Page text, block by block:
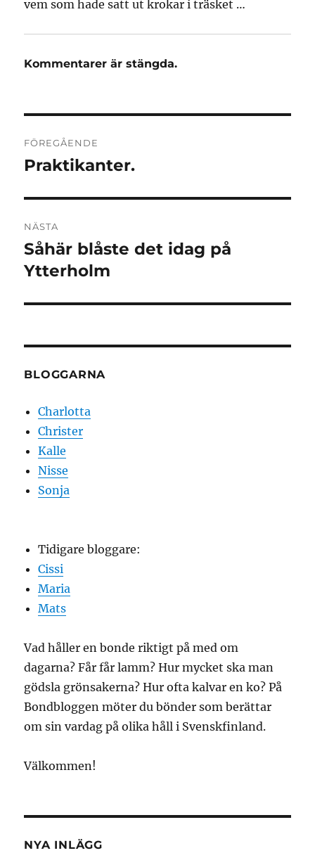
vem som hade satt ut krokar i träsket …
Kommentarer är stängda.
FÖREGÅENDE
Föregående
Praktikanter.
NÄSTA
Nästa
inlägg:
Såhär blåste det idag på
Ytterholm
BLOGGARNA
Charlotta
Christer
Kalle
Nisse
Sonja
Tidigare bloggare:
Cissi
Maria
Mats
Vad håller en bonde riktigt på med om
dagarna? Får får lamm? Hur mycket ska man
gödsla grönsakerna? Hur ofta kalvar en ko? På
Bondbloggen möter du bönder som berättar
om sin vardag på olika håll i Svenskfinland.
Välkommen!
NYA INLÄGG